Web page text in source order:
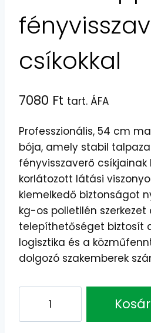
csíkokkal
7080 Ft tart. ÁFA
Professzionális, 54 cm
bója, amely stabil
fényvisszaverő csíkjainak
korlátozott látási
kiemelkedő biztonságot
kg-os polietilén szerkezet
telepíthetőséget biztosít
logisztika és a
dolgozó szakemberek
cm-